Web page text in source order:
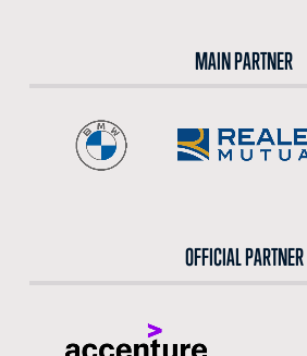
MAIN PARTNER
OFFICIAL PARTNER